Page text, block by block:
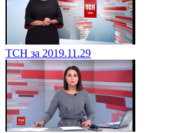
ТСН за 2019.11.29